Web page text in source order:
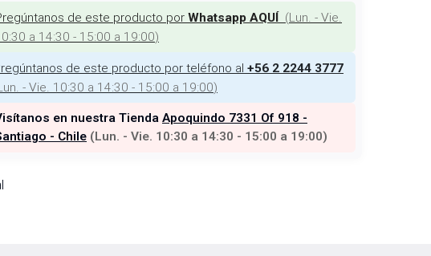
de este producto por Whatsapp AQUÍ (Lun. - Vie.
a 14:30 - 15:00 a 19:00)
de este producto por teléfono al +56 2 2244 3777
- Vie. 10:30 a 14:30 - 15:00 a 19:00)
en nuestra Tienda Apoquindo 7331 Of 918 -
- Chile (Lun. - Vie. 10:30 a 14:30 - 15:00 a 19:00)